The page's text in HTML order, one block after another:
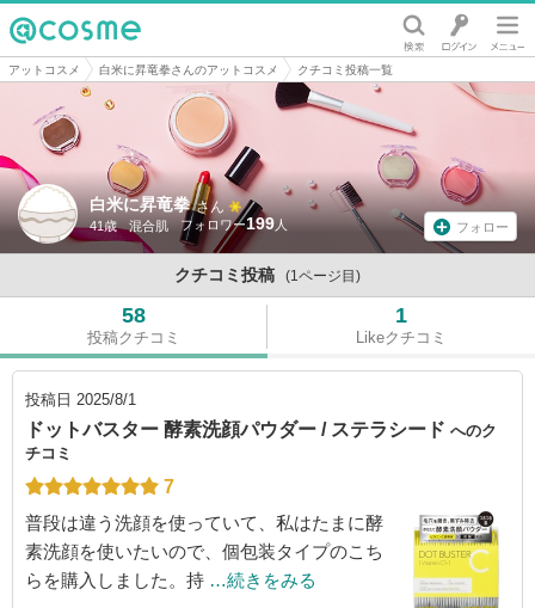
@cosme
アットコスメ 白米に昇竜拳さんのアットコスメ クチコミ投稿一覧
白米に昇竜拳 さん
41歳 混合肌 199 フォロー
クチコミ投稿 (1ページ目)
58
投稿クチコミ
1
Likeクチコミ
投稿日 2025/8/1
ドットバスター 酵素洗顔パウダー / ステラシード へのク
チコミ
7
普段は違う洗顔を使っていて、私はたまに酵
素洗顔を使いたいので、個包装タイプのこち
らを購入しました。持 …続きをみる